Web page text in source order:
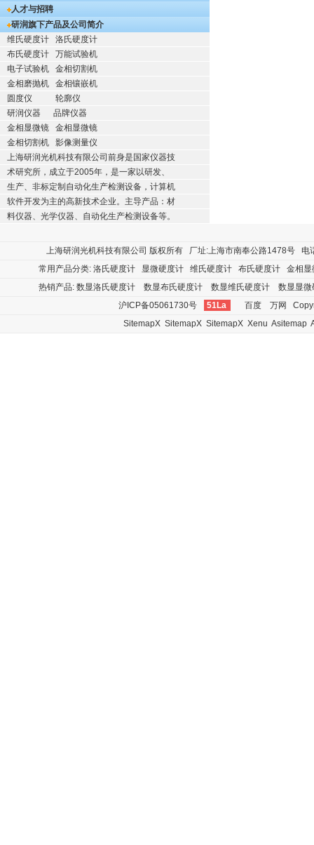
人才与招聘
研润旗下产品及公司简介
维氏硬度计
洛氏硬度计
布氏硬度计
万能试验机
电子试验机
金相切割机
金相磨抛机
金相镶嵌机
圆度仪
轮廓仪
研润仪器
品牌仪器
金相显微镜
金相显微镜
金相切割机
影像测量仪
上海研润光机科技有限公司前身是国家仪器技
术研究所，成立于2005年，是一家以研发、
生产、非标定制自动化生产检测设备，计算机
软件开发为主的高新技术企业。主导产品：材
料仪器、光学仪器、自动化生产检测设备等。
上海研润光机科技有限公司 版权所有 厂址:上海市南奉公路1478号
常用产品分类: 洛氏硬度计 显微硬度计 维氏硬度计 布氏硬度计
金相显
热销产品: 数显洛氏硬度计 数显布氏硬度计 数显维氏硬度计
数显显微
沪ICP备05061730号
51La 百度 万网
SitemapX SitemapX SitemapX Xenu Asitemap